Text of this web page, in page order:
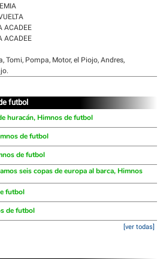
ACADEE
ACADEE
Tomi, Pompa, Motor, el Piojo, Andres,
futbol
huracán, Himnos de futbol
de futbol
de futbol
seis copas de europa al barca, Himnos
futbol
de futbol
[ver todas]